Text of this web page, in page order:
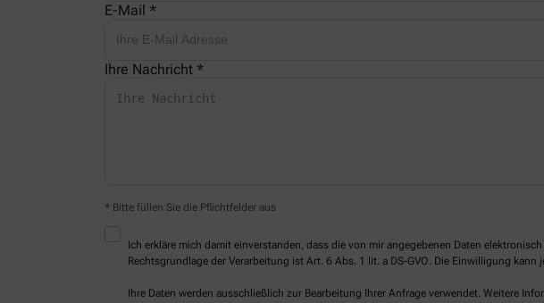
E-Mail *
Ihre Nachricht *
* Bitte füllen Sie die Pflichtfelder aus
Ich erkläre mich damit einverstanden, dass die von mir angegebenen Daten
Rechtsgrundlage der Verarbeitung ist Art. 6 Abs. 1 lit. a DS-GVO. Die Einwilligung kann
Ihre Daten werden ausschließlich zur Bearbeitung Ihrer Anfrage verwendet. Weitere